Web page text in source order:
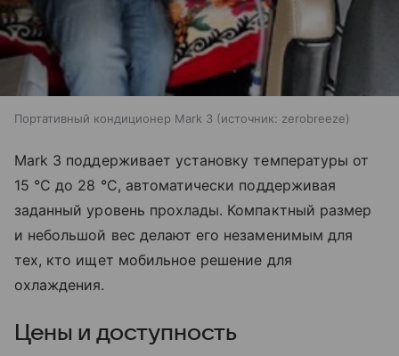
Портативный кондиционер Mark 3 источник: zerobreeze
Mark 3 поддерживает установку температуры от
15 °C до 28 °C, автоматически поддерживая
заданный уровень прохлады. Компактный размер
и небольшой вес делают его незаменимым для
тех, кто ищет мобильное решение для
охлаждения.
Цены и доступность